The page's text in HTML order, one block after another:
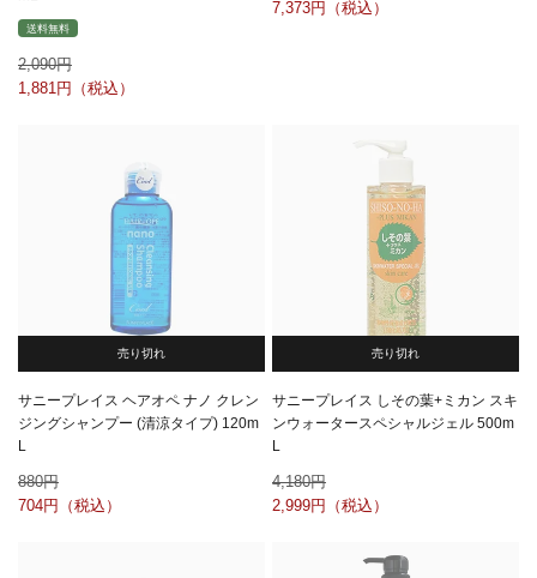
送料無料
2,090
1,881
7,373
売り切れ
サニープレイス ヘアオペ ナノ クレン
ジングシャンプー (清涼タイプ) 120m
L
880
704
売り切れ
サニープレイス しその葉+ミカン スキ
ンウォータースペシャルジェル 500m
L
4,180
2,999